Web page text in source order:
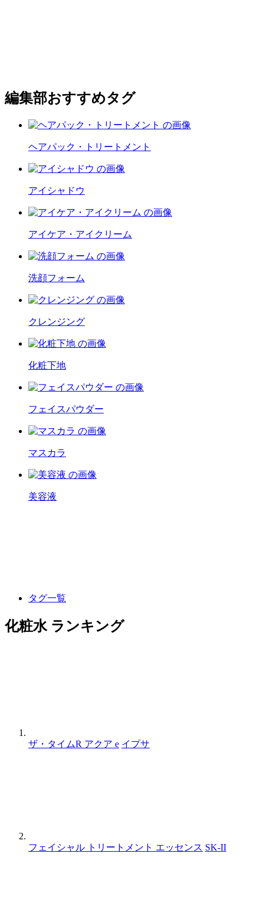
編集部おすすめタグ
ヘアパック・トリートメント
アイシャドウ
アイケア・アイクリーム
洗顔フォーム
クレンジング
化粧下地
フェイスパウダー
マスカラ
美容液
タグ一覧
化粧水 ランキング
ザ・タイムR アクア e イプサ
フェイシャル トリートメント エッセンス SK-II